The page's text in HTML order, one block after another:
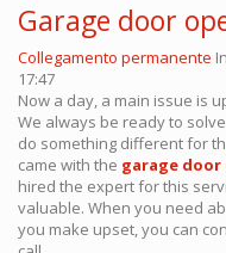
Garage door
Collegamento permanente
17:47
Now a day, a main issue is
We always be ready to
do something different for
came with the garage door
hired the expert for this
valuable. When you need
you make upset, you can